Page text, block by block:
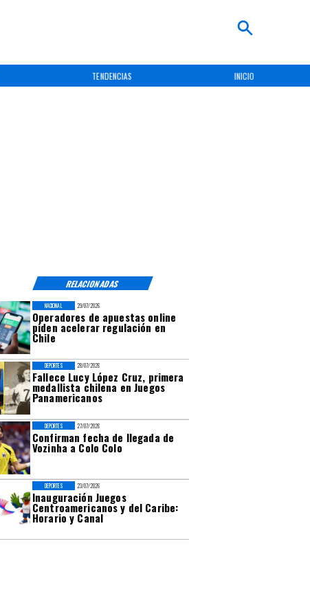
TENDENCIAS INICIO
RELACIONADAS
29/07/2026
Operadores de apuestas online
piden acelerar regulación en
Chile
NACIONAL
28/07/2026
Fallece Lucy López Cruz, primera
medallista chilena en Juegos
Panamericanos
DEPORTES
27/07/2026
Confirman fecha de llegada de
Vozinha a Colo Colo
DEPORTES
23/07/2026
Inauguración Juegos
Centroamericanos y del Caribe:
Horario y Canal
DEPORTES